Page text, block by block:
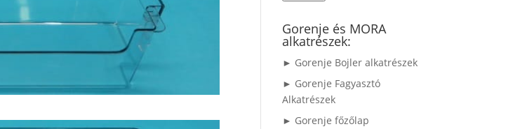
Gorenje és MORA
alkatrészek:
► Gorenje Bojler alkatrészek
► Gorenje Fagyasztó
Alkatrészek
► Gorenje főzőlap